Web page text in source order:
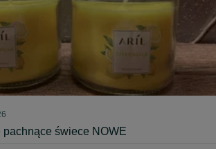
pachnące świece NOWE